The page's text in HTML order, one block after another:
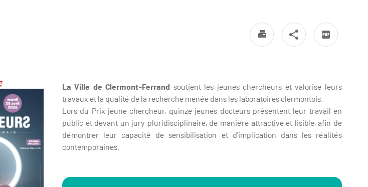
La Ville de Clermont-Ferrand soutient les jeunes chercheurs et valorise leurs
travaux et la qualité de la recherche menée dans les laboratoires clermontois.
Lors du Prix jeune chercheur, quinze jeunes docteurs présentent leur travail en
public et devant un jury pluridisciplinaire, de manière attractive et lisible, afin de
démontrer leur capacité de sensibilisation et d’implication dans les réalités
contemporaines.